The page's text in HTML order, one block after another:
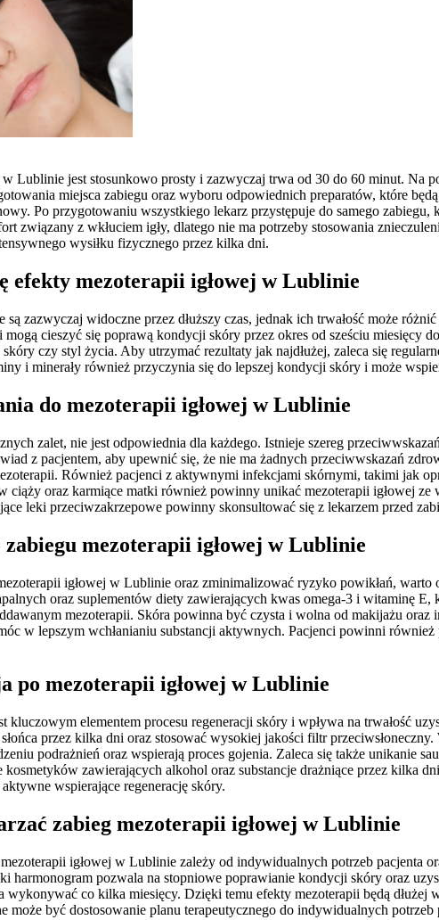
Lublinie jest stosunkowo prosty i zazwyczaj trwa od 30 do 60 minut. Na
miejsca zabiegu oraz wyboru odpowiednich preparatów, które
Po przygotowaniu wszystkiego lekarz przystępuje do samego
związany z wkłuciem igły, dlatego nie ma potrzeby stosowania
wysiłku fizycznego przez kilka dni.
efekty mezoterapii igłowej w Lublinie
zazwyczaj widoczne przez dłuższy czas, jednak ich trwałość może
cieszyć się poprawą kondycji skóry przez okres od sześciu miesięcy
czy styl życia. Aby utrzymać rezultaty jak najdłużej, zaleca się
i minerały również przyczynia się do lepszej kondycji skóry i może
do mezoterapii igłowej w Lublinie
zalet, nie jest odpowiednia dla każdego. Istnieje szereg
z pacjentem, aby upewnić się, że nie ma żadnych przeciwwskazań
Również pacjenci z aktywnymi infekcjami skórnymi, takimi jak
ciąży oraz karmiące matki również powinny unikać mezoterapii igłowej
leki przeciwzakrzepowe powinny skonsultować się z lekarzem przed
mezoterapii igłowej w Lublinie
igłowej w Lublinie oraz zminimalizować ryzyko powikłań,
oraz suplementów diety zawierających kwas omega-3 i witaminę
mezoterapii. Skóra powinna być czysta i wolna od makijażu
w lepszym wchłanianiu substancji aktywnych. Pacjenci powinni
po mezoterapii igłowej w Lublinie
kluczowym elementem procesu regeneracji skóry i wpływa na trwałość
przez kilka dni oraz stosować wysokiej jakości filtr
podrażnień oraz wspierają proces gojenia. Zaleca się także unikanie
zawierających alkohol oraz substancje drażniące przez kilka
wspierające regenerację skóry.
zabieg mezoterapii igłowej w Lublinie
igłowej w Lublinie zależy od indywidualnych potrzeb pacjenta
harmonogram pozwala na stopniowe poprawianie kondycji skóry oraz
wykonywać co kilka miesięcy. Dzięki temu efekty mezoterapii będą
może być dostosowanie planu terapeutycznego do indywidualnych potrzeb